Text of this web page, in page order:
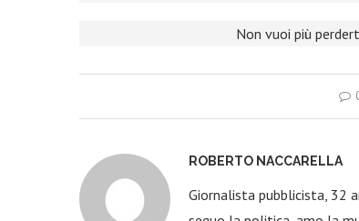
Non vuoi più
ROBERTO NACCARELLA
Giornalista pubblicista, 32